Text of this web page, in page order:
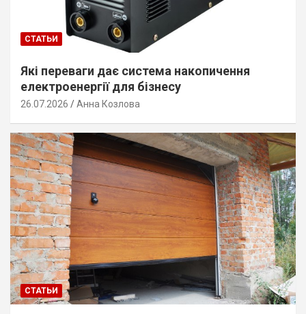
СТАТЬИ
Які переваги дає система накопичення
електроенергії для бізнесу
26.07.2026 Анна Козлова
СТАТЬИ